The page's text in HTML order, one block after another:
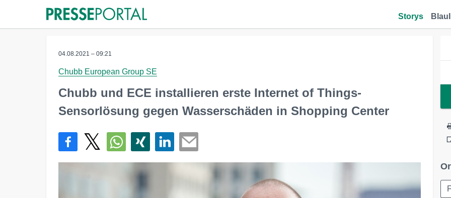
Storys
04.08.2021 – 09:21
Chubb European Group SE
Chubb und ECE installieren erste Internet of Things-
Sensorlösung gegen Wasserschäden in Shopping Center